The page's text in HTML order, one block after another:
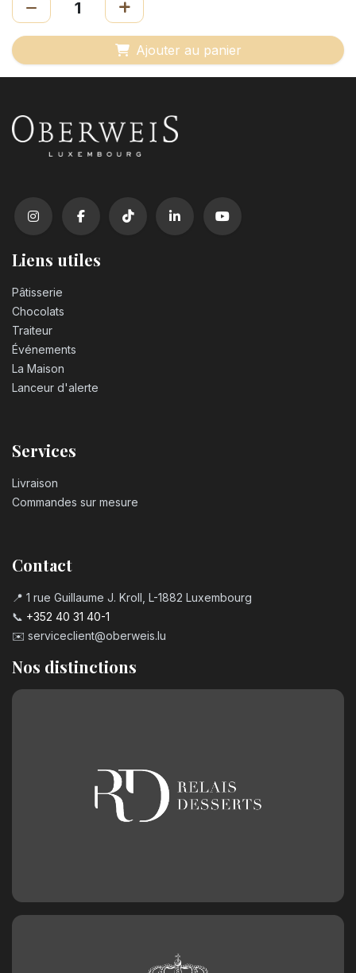
Ajouter au panier
Liens utiles
Pâtisserie
Chocolats
Traiteur
Événements
La Maison
Lanceur d'alerte
Services
Livraison
Commandes sur mesure
Contact
📍 1 rue Guillaume J. Kroll, L-1882 Luxembourg
📞 +352 40 31 40-1
✉️ serviceclient@oberweis.lu
Nos distinctions